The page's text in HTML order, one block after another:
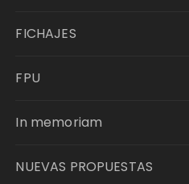
FICHAJES
FPU
In memoriam
NUEVAS PROPUESTAS